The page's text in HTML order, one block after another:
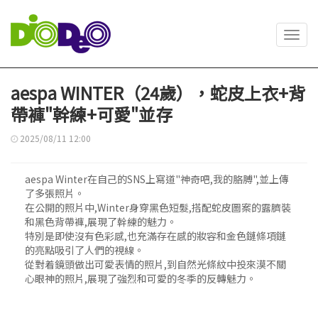
aespa WINTER（24歲），蛇皮上衣+背
帶褲"幹練+可愛"並存
2025/08/11 12:00
aespa Winter在自己的SNS上寫道"神奇吧,我的胳膊",並上傳
了多張照片。
在公開的照片中,Winter身穿黑色短髮,搭配蛇皮圖案的露臍裝
和黑色背帶褲,展現了幹練的魅力。
特別是即使沒有色彩感,也充滿存在感的妝容和金色鏈條項鏈
的亮點吸引了人們的視線。
從對着鏡頭做出可愛表情的照片,到自然光條紋中投來漠不關
心眼神的照片,展現了強烈和可愛的冬季的反轉魅力。